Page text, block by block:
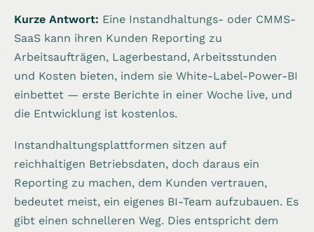
Kurze Antwort: Eine Instandhaltungs- oder CMMS-
SaaS kann ihren Kunden Reporting zu
Arbeitsaufträgen, Lagerbestand, Arbeitsstunden
und Kosten bieten, indem sie White-Label-Power-BI
einbettet — erste Berichte in einer Woche live, und
die Entwicklung ist kostenlos.
Instandhaltungsplattformen sitzen auf
reichhaltigen Betriebsdaten, doch daraus ein
Reporting zu machen, dem Kunden vertrauen,
bedeutet meist, ein eigenes BI-Team aufzubauen. Es
gibt einen schnelleren Weg. Dies entspricht dem